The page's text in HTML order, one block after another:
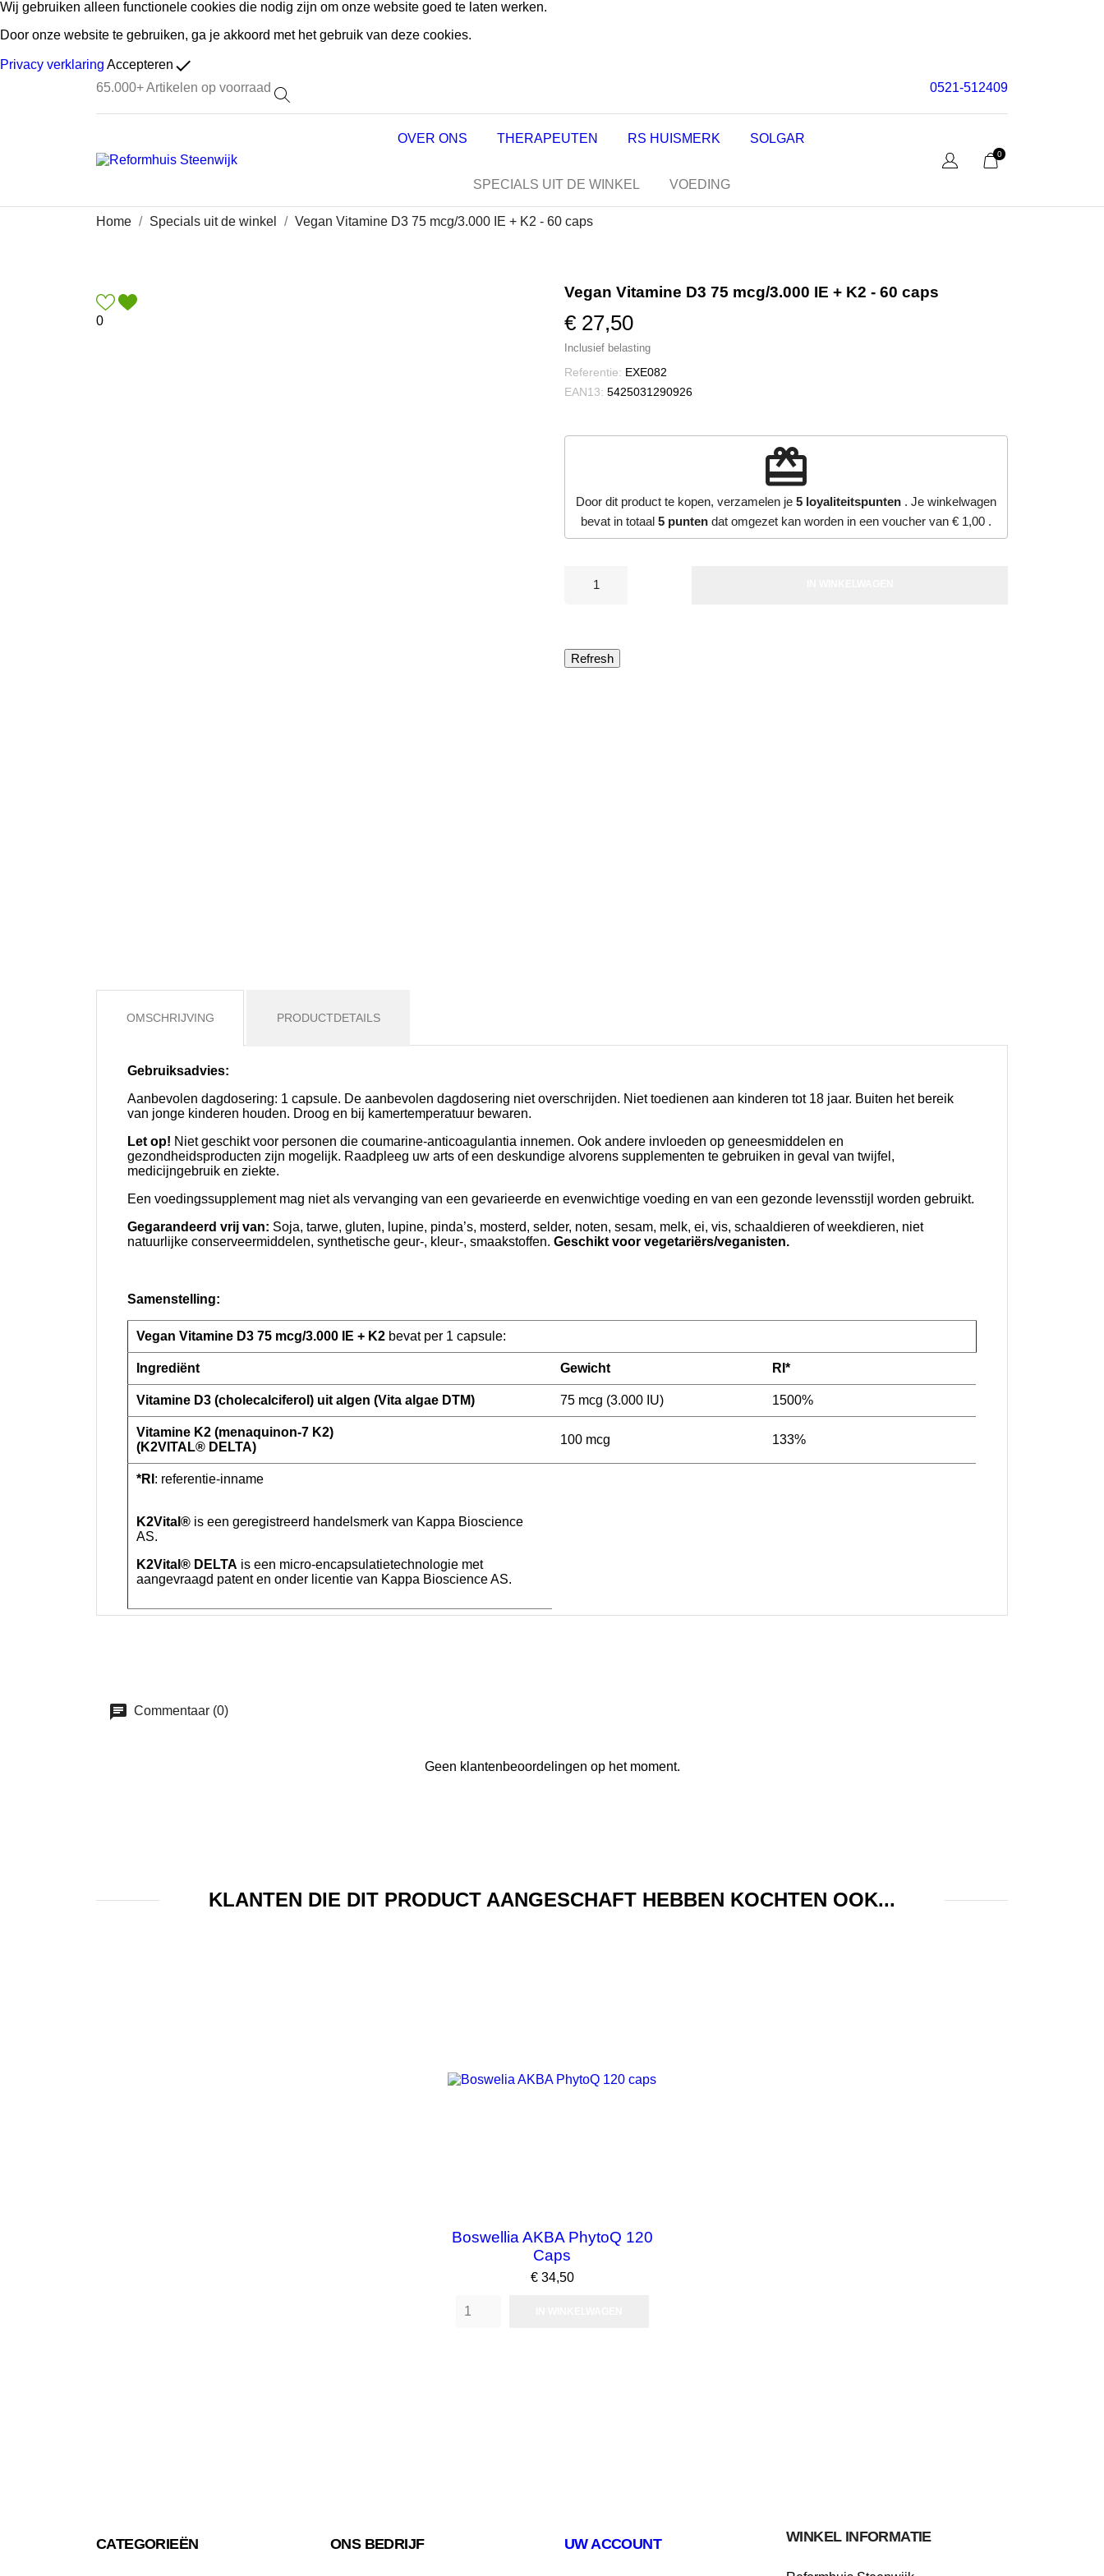
Wij gebruiken alleen functionele cookies die nodig zijn om onze website goed te laten werken.
Door onze website te gebruiken, ga je akkoord met het gebruik van deze cookies.
Privacy verklaring Accepteren done
65.000+Artikelen op voorraad 0521-512409
OVER ONS THERAPEUTEN RS HUISMERK SOLGAR
SPECIALS UIT DE WINKEL VOEDING
0
Home Specials uit de winkel Vegan Vitamine D3 75 mcg/3.000 IE + K2 - 60 caps
0
Vegan Vitamine D3 75 mcg/3.000 IE + K2 - 60 caps
€ 27,50
Inclusief belasting
Referentie: EXE082
EAN13: 5425031290926
redeem
Door dit product te kopen, verzamelen je 5 loyaliteitspunten . Je winkelwagen
bevat in totaal 5 punten dat omgezet kan worden in een voucher van € 1,00 .
OMSCHRIJVING PRODUCTDETAILS
Gebruiksadvies:
Aanbevolen dagdosering: 1 capsule. De aanbevolen dagdosering niet overschrijden. Niet toedienen aan kinderen tot 18 jaar. Buiten het bereik
van jonge kinderen houden. Droog en bij kamertemperatuur bewaren.
Let op! Niet geschikt voor personen die coumarine-anticoagulantia innemen. Ook andere invloeden op geneesmiddelen en
gezondheidsproducten zijn mogelijk. Raadpleeg uw arts of een deskundige alvorens supplementen te gebruiken in geval van twijfel,
medicijngebruik en ziekte.
Een voedingssupplement mag niet als vervanging van een gevarieerde en evenwichtige voeding en van een gezonde levensstijl worden gebruikt.
Gegarandeerd vrij van: Soja, tarwe, gluten, lupine, pinda’s, mosterd, selder, noten, sesam, melk, ei, vis, schaaldieren of weekdieren, niet
natuurlijke conserveermiddelen, synthetische geur-, kleur-, smaakstoffen. Geschikt voor vegetariërs/veganisten.
Samenstelling:
Vegan Vitamine D3 75 mcg/3.000 IE + K2 bevat per 1 capsule:
Ingrediënt Gewicht RI*
Vitamine D3 (cholecalciferol) uit algen (Vita algae DTM) 75 mcg (3.000 IU) 1500%
Vitamine K2 (menaquinon-7 K2)
(K2VITAL® DELTA)
100 mcg 133%
*RI : referentie-inname
K2Vital ® is een geregistreerd handelsmerk van Kappa Bioscience
AS.
K2Vital ® DELTA is een micro-encapsulatietechnologie met
aangevraagd patent en onder licentie van Kappa Bioscience AS.
Commentaar (0)
Geen klantenbeoordelingen op het moment.
KLANTEN DIE DIT PRODUCT AANGESCHAFT HEBBEN KOCHTEN OOK...
Boswellia AKBA PhytoQ 120
Caps
Prijs
€ 34,50
CATEGORIEËN ONS BEDRIJF UW ACCOUNT WINKEL INFORMATIE